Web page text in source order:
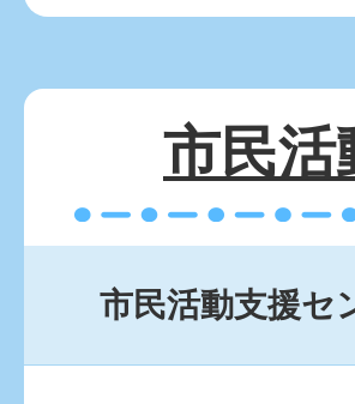
市民活
市民活動支援セ